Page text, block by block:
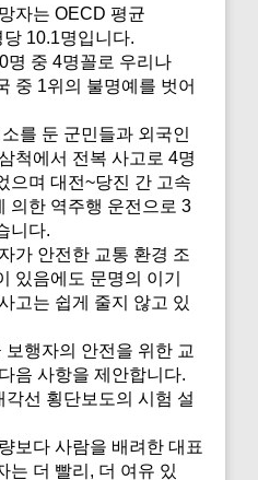
자는 OECD 평균
10.1명입니다.
명 중 4명꼴로 우리나
중 1위의 불명예를 벗어
를 둔 군민들과 외국인
척에서 전복 사고로 4명
으며 대전~당진 간 고속
의한 역주행 운전으로 3
니다.
가 안전한 교통 환경 조
있음에도 문명의 이기
고는 쉽게 줄지 않고 있
행자의 안전을 위한 교
음 사항을 제안합니다.
선 횡단보도의 시험 설
보다 사람을 배려한 대표
는 더 빨리, 더 여유 있